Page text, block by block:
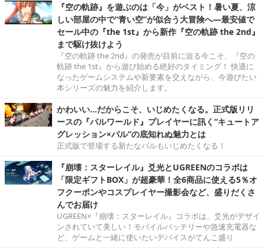
『空の軌跡』を遊ぶのは「今」がベスト！暑い夏、涼
しい部屋の中で“青い空”が似合う大冒険へ―最安値で
セール中の『the 1st』から新作『空の軌跡 the 2nd』
まで駆け抜けよう
『空の軌跡 the 2nd』の発売が目前に迫る今こそ、『空の
軌跡 the 1st』から遊び始める絶好のタイミング！ 快適に
なったゲームシステムや新要素を交えながら、今遊びたい
本シリーズの魅力を紹介します。
かわいい…だからこそ、いじめたくなる。正式版リリ
ースの『パルワールド』プレイヤーに訊く“キュートア
グレッション×パル”の底知れぬ魅力とは
正式版で登場する新たなパルもいじめたくなる！
『崩壊：スターレイル』爻光とUGREENのコラボは
「限定ギフトBOX」が超豪華！全6商品に使える5％オ
フクーポンやコスプレイヤー撮影会など、盛りだくさ
んでお届け
UGREEN×『崩壊：スターレイル』コラボは、爻光がデザイ
ンされていて美しい！モバイルバッテリーや急速充電器な
ど、ゲームと一緒に使いたいデバイスがてんこ盛り